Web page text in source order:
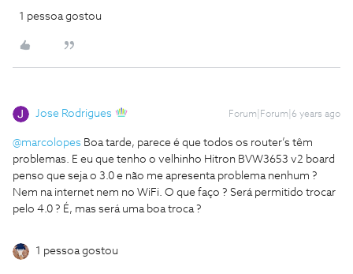
1 pessoa gostou
Jose Rodrigues Forum|Forum|6 years ago
@marcolopes Boa tarde, parece é que todos os router’s têm
problemas. E eu que tenho o velhinho Hitron BVW3653 v2 board
penso que seja o 3.0 e não me apresenta problema nenhum ?
Nem na internet nem no WiFi. O que faço ? Será permitido trocar
pelo 4.0 ? É, mas será uma boa troca ?
1 pessoa gostou